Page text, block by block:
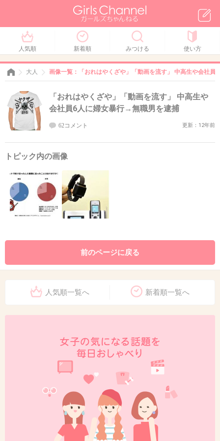
人気順 新着順 みつける 使い方
大人 画像一覧：「おれはやくざや」「動画を流す」 中高生や会社
「おれはやくざや」「動画を流す」 中高生や
会社員6人に婦女暴行→無職男を逮捕
62コメント 更新：12年前
トピック内の画像
前のページに戻る
人気順一覧へ 新着順一覧へ